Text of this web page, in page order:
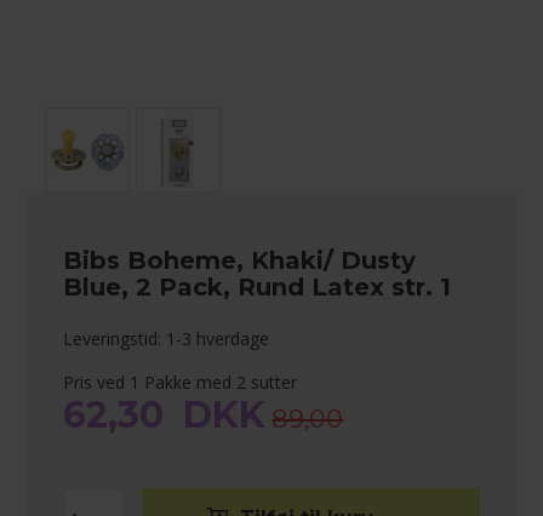
Bibs Boheme, Khaki/ Dusty
Blue, 2 Pack, Rund Latex str. 1
Leveringstid: 1-3 hverdage
Pris ved 1 Pakke med 2 sutter
62,30 DKK 89,00